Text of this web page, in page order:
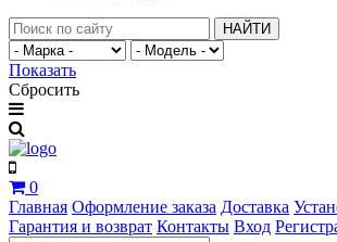
НАЙТИ
Показать
Сбросить
0
Главная Оформление заказа Доставка
Гарантия и возврат Контакты Вход